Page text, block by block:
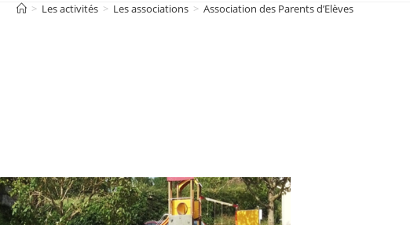
> Les activités > Les associations > Association des Parents d’Elèves